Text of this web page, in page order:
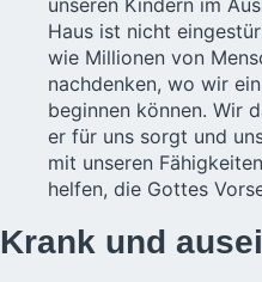
Haus ist nicht
wie Millionen von
nachdenken, wo wir
beginnen können. Wir
er für uns sorgt und
mit unseren
helfen, die Gottes
Krank und